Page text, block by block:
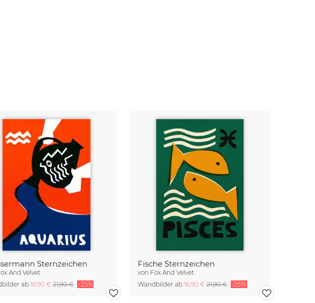
Sternzeichen
And Velvet
ab16,90 € 21,90 € -25%
Fische Sternzeichen
von Fox And Velvet
Wandbilder ab 16,90 €21,90 € -25%